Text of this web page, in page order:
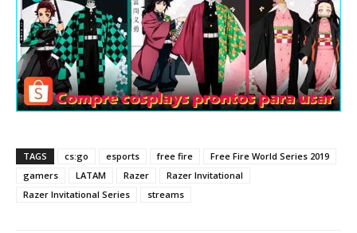
TAGS cs:go esports free fire
Free Fire World Series 2019
gamers
LATAM Razer
Razer Invitational
Razer Invitational Series
streams